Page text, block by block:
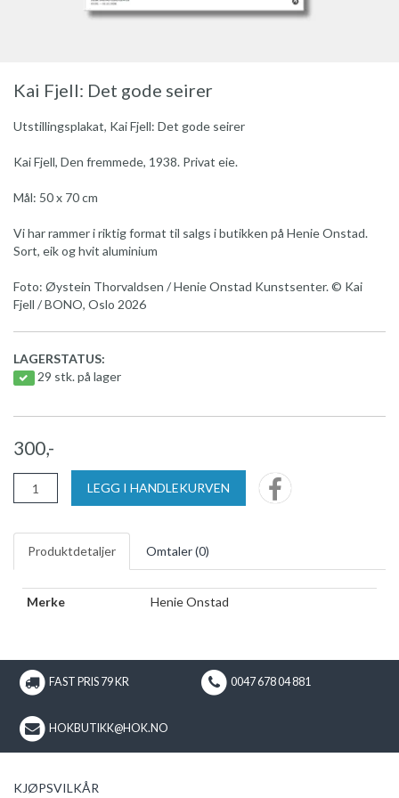
Kai Fjell: Det gode seirer
Utstillingsplakat, Kai Fjell: Det gode seirer
Kai Fjell, Den fremmede, 1938. Privat eie.
Mål: 50 x 70 cm
Vi har rammer i riktig format til salgs i butikken på Henie Onstad.
Sort, eik og hvit aluminium
Foto: Øystein Thorvaldsen / Henie Onstad Kunstsenter. © Kai
Fjell / BONO, Oslo 2026
LAGERSTATUS:
29 stk. på lager
300,-
LEGG I HANDLEKURVEN
Produktdetaljer Omtaler (0)
Merke Henie Onstad
FAST PRIS 79 KR 0047 678 04 881
HOKBUTIKK@HOK.NO
KJØPSVILKÅR